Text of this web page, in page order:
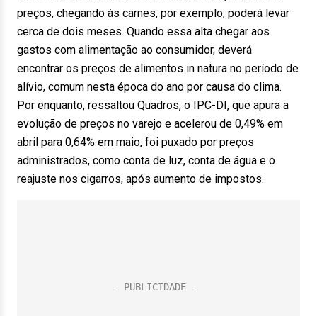
preços, chegando às carnes, por exemplo, poderá levar
cerca de dois meses. Quando essa alta chegar aos
gastos com alimentação ao consumidor, deverá
encontrar os preços de alimentos in natura no período de
alívio, comum nesta época do ano por causa do clima.
Por enquanto, ressaltou Quadros, o IPC-DI, que apura a
evolução de preços no varejo e acelerou de 0,49% em
abril para 0,64% em maio, foi puxado por preços
administrados, como conta de luz, conta de água e o
reajuste nos cigarros, após aumento de impostos.